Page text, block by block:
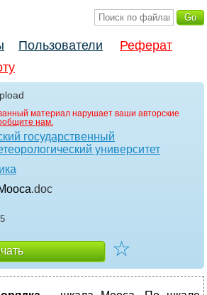
Пользователи
Реферат
материал нарушает ваши авторские
нам.
государственный
университет
.doc
☆